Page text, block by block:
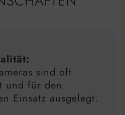
sind oft
und für den
Einsatz ausgelegt.